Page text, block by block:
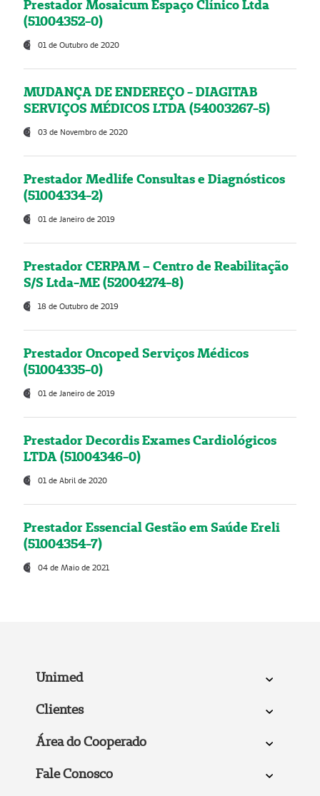
Prestador Mosaicum Espaço Clínico Ltda
(51004352-0)
01 de Outubro de 2020
MUDANÇA DE ENDEREÇO - DIAGITAB
SERVIÇOS MÉDICOS LTDA (54003267-5)
03 de Novembro de 2020
Prestador Medlife Consultas e Diagnósticos
(51004334-2)
01 de Janeiro de 2019
Prestador CERPAM – Centro de Reabilitação
S/S Ltda-ME (52004274-8)
18 de Outubro de 2019
Prestador Oncoped Serviços Médicos
(51004335-0)
01 de Janeiro de 2019
Prestador Decordis Exames Cardiológicos
LTDA (51004346-0)
01 de Abril de 2020
Prestador Essencial Gestão em Saúde Ereli
(51004354-7)
04 de Maio de 2021
Unimed
Clientes
Área do Cooperado
Fale Conosco